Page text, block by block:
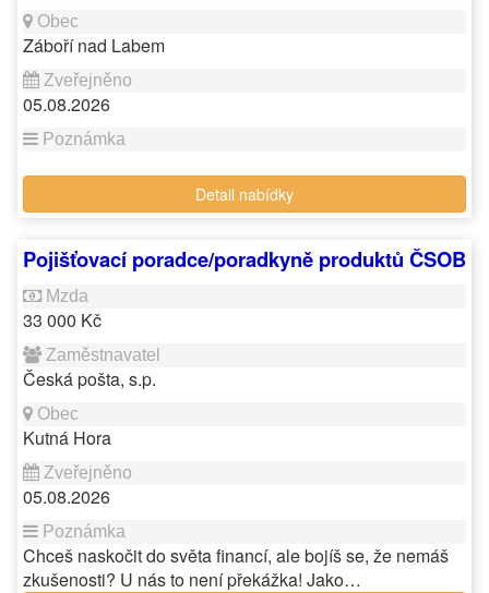
Záboří nad Labem
05.08.2026
Detail nabídky
Pojišťovací poradce/poradkyně produktů ČSOB
33 000 Kč
Česká pošta, s.p.
Kutná Hora
05.08.2026
Chceš naskočit do světa financí, ale bojíš se, že nemáš
zkušenosti? U nás to není překážka! Jako…